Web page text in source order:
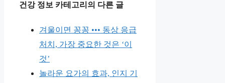
건강 정보 카테고리의 다른 글
겨울이면 꽁꽁 ••• 동상 응급
처치, 가장 중요한 것은 ‘이
것’
놀라운 요가의 효과, 인지 기